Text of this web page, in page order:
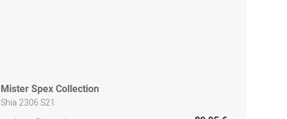
Mister Spex Collection
Shia 2306 S21